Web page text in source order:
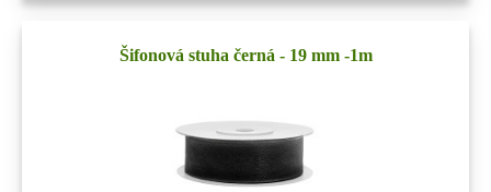
Šifonová stuha černá - 19 mm -1m